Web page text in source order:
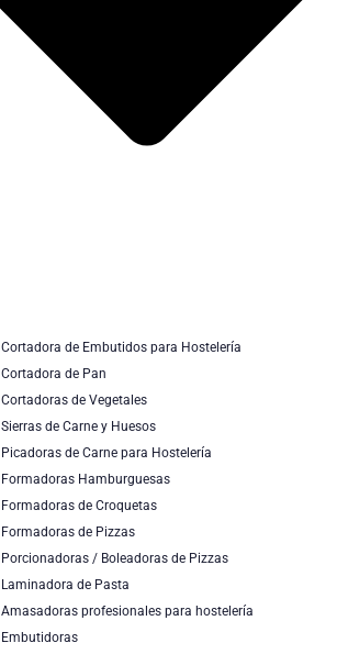
Cortadora de Embutidos para Hostelería
Cortadora de Pan
Cortadoras de Vegetales
Sierras de Carne y Huesos
Picadoras de Carne para Hostelería
Formadoras Hamburguesas
Formadoras de Croquetas
Formadoras de Pizzas
Porcionadoras / Boleadoras de Pizzas
Laminadora de Pasta
Amasadoras profesionales para hostelería
Embutidoras